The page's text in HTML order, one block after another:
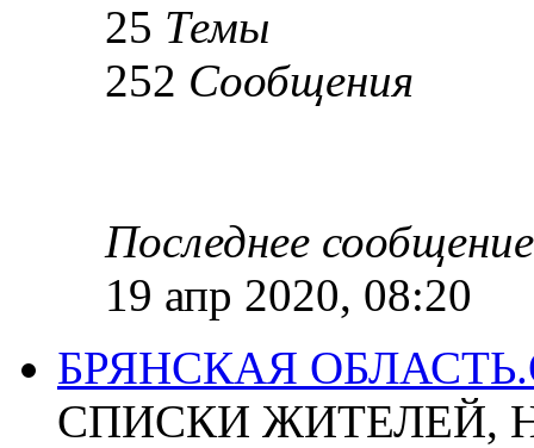
25 Темы
252 Сообщения
Последнее сообщение
19 апр 2020, 08:20
БРЯНСКАЯ
СПИСКИ ЖИТЕЛЕЙ,